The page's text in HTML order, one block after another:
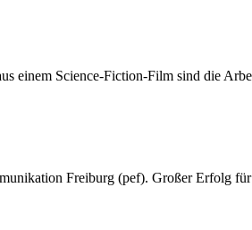
einem Science-Fiction-Film sind die
Freiburg (pef). Großer Erfolg